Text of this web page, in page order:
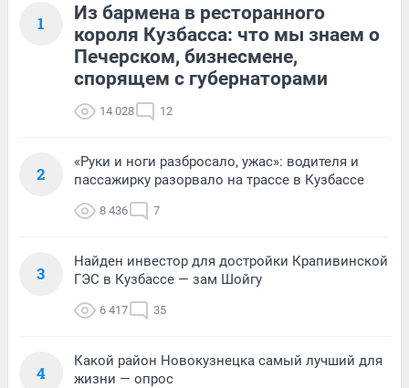
1
Из бармена в ресторанного
короля Кузбасса: что мы знаем о
Печерском, бизнесмене,
спорящем с губернаторами
14 028 12
2
«Руки и ноги разбросало, ужас»: водителя и
пассажирку разорвало на трассе в Кузбассе
8 436 7
3
Найден инвестор для достройки Крапивинской
ГЭС в Кузбассе — зам Шойгу
6 417 35
4
Какой район Новокузнецка самый лучший для
жизни — опрос